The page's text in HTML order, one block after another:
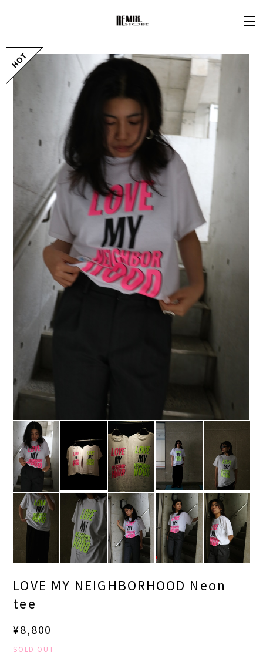
LOVE MY NEIGHBORHOOD Neon
tee
¥8,800
SOLD OUT